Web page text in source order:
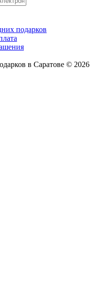
подарков
в Саратове © 2026